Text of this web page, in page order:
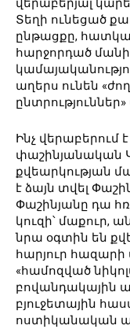
վերաբերյալ
Տեղի ունեցած
ընթացքը,
հարջորդած
աղերս ունեն
Ինչ վերաբերում
փաշինյանական
քվեարկության
է ձայն տվել
Փաշինյանը դա
կուզի՝ մաքուր,
նրա օգտին են
հարյուր հազարի
«համոզված
բովանդակային
բյուջետային
ոստիկանական